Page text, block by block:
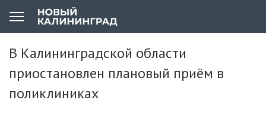
В Калининградской области
приостановлен плановый приём в
поликлиниках